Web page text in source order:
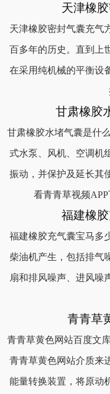
天津橡
天津橡胶密封气囊充气
百多年的历史。直到上
在采用纯机械的平衡设
甘肃橡胶
甘肃橡胶水堵气囊是什
式水泵、风机、空调机
振动，并保护及延长其
看青青草视频
福建橡
福建橡胶充气囊宝马多
柴油机产生，包括排气
扇和排风噪声、进风噪
青青草
青青草黄色网站百度文
青青草黄色网站介质来
能量转换装置，将原动